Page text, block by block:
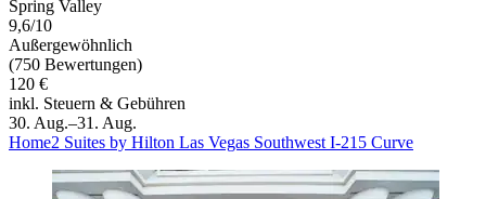
Spring Valley
9,6/10
Außergewöhnlich
(750 Bewertungen)
120 €
inkl. Steuern & Gebühren
30. Aug.–31. Aug.
Home2 Suites by Hilton Las Vegas Southwest I-215 Curve